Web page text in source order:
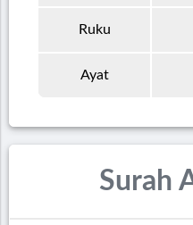
Ruku
Ayat
Surah